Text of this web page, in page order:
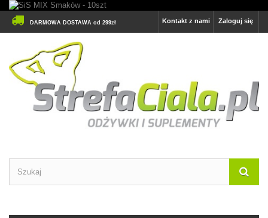
Zaloguj się
Kontakt z nami
DARMOWA DOSTAWA od 299zł